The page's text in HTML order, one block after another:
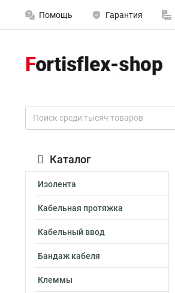
Помощь Гарантия
Каталог
Изолента
Кабельная протяжка
Кабельный ввод
Бандаж кабеля
Клеммы